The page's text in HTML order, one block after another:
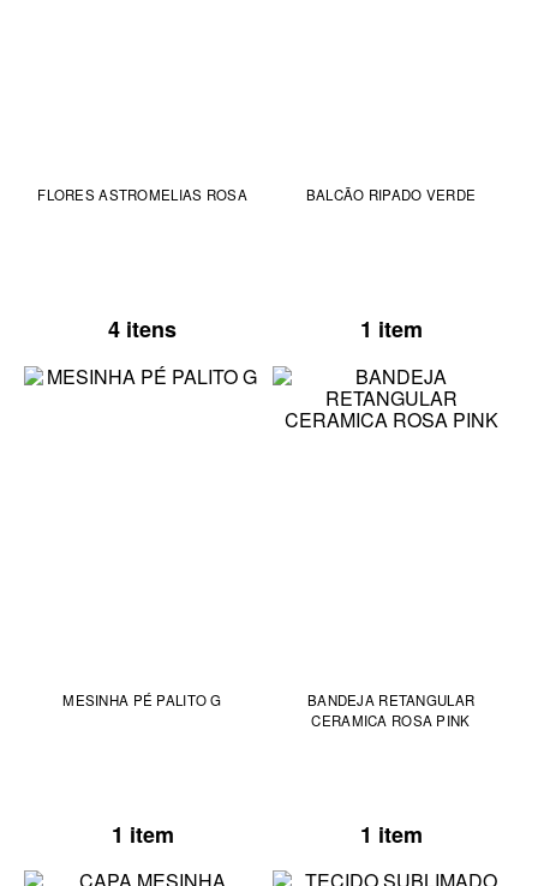
FLORES ASTROMELIAS ROSA
4 itens
BALCÃO RIPADO VERDE
1 item
MESINHA PÉ PALITO G
1 item
BANDEJA RETANGULAR
CERAMICA ROSA PINK
1 item